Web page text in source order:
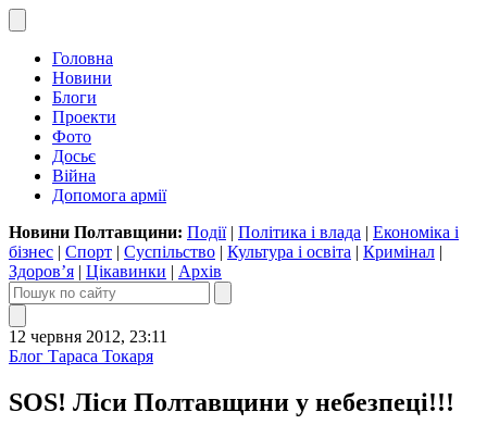
Головна
Новини
Блоги
Проекти
Фото
Досьє
Війна
Допомога армії
Новини Полтавщини: Події| Політика і влада | Економіка і
бізнес | Спорт | Суспільство | Культура і освіта | Кримінал |
Здоров’я | Цікавинки | Архів
12 червня 2012, 23:11
Блог Тараса Токаря
SOS! Ліси Полтавщини у небезпеці!!!